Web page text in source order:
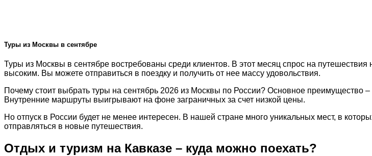
Туры из Москвы в сентябре
Туры из Москвы в сентябре востребованы среди клиентов. В этот месяц спрос на путешествия
высоким. Вы можете отправиться в поездку и получить от нее массу удовольствия.
Почему стоит выбрать туры на сентябрь 2026 из Москвы по России? Основное преимущество
Внутренние маршруты выигрывают на фоне заграничных за счет низкой цены.
Но отпуск в России будет не менее интересен. В нашей стране много уникальных мест, в
отправляться в новые путешествия.
Отдых и туризм на Кавказе – куда можно поехать?